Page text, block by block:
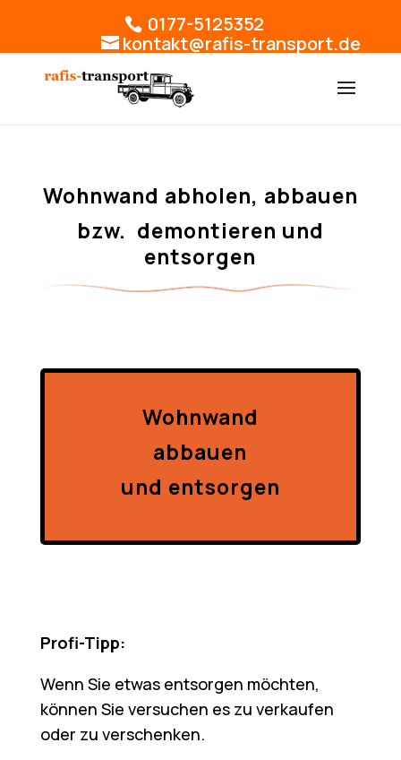
0177-5125352
kontakt@rafis-transport.de
Wohnwand abholen, abbauen
bzw. demontieren und
entsorgen
Wohnwand
abbauen
und entsorgen
Profi-Tipp:
Wenn Sie etwas entsorgen möchten,
können Sie versuchen es zu verkaufen
oder zu verschenken.